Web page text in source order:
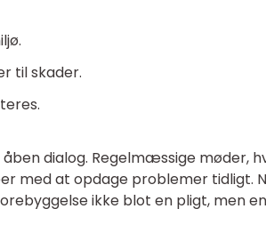
til skader.
dialog. Regelmæssige møder,
med at opdage problemer tidligt.
ikke blot en pligt, men en